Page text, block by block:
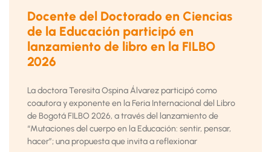
Docente del Doctorado en Ciencias
de la Educación participó en
lanzamiento de libro en la FILBO
2026
La doctora Teresita Ospina Álvarez participó como
coautora y exponente en la Feria Internacional del Libro
de Bogotá FILBO 2026, a través del lanzamiento de
“Mutaciones del cuerpo en la Educación: sentir, pensar,
hacer”; una propuesta que invita a reflexionar